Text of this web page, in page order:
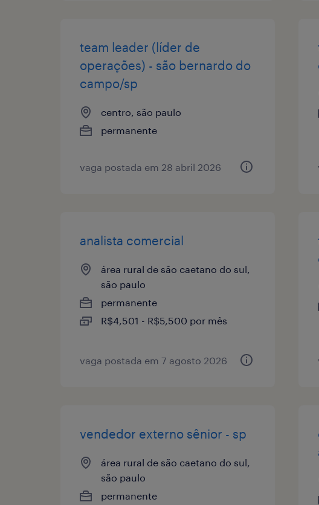
team leader (líder de
operações) - são bernardo do
campo/sp
centro, são paulo
permanente
vaga postada em 28 abril 2026
analista comercial
área rural de são caetano do sul,
são paulo
permanente
R$4,501 - R$5,500 por mês
vaga postada em 7 agosto 2026
vendedor externo sênior - sp
área rural de são caetano do sul,
são paulo
permanente